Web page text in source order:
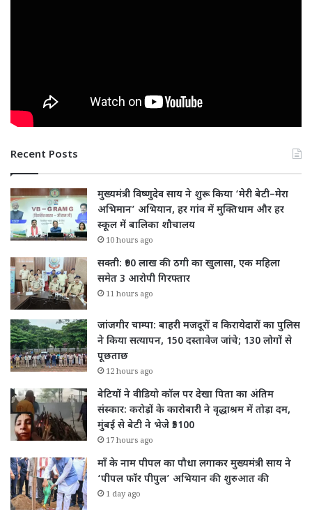
Recent Posts
मुख्यमंत्री विष्णुदेव साय ने शुरू किया ‘मेरी बेटी–मेरा
अभिमान’ अभियान, हर गांव में मुक्तिधाम और हर
स्कूल में बालिका शौचालय
10 hours ago
सक्ती: ₹90 लाख की ठगी का खुलासा, एक महिला
समेत 3 आरोपी गिरफ्तार
11 hours ago
जांजगीर चाम्पा: बाहरी मजदूरों व किरायेदारों का पुलिस
ने किया सत्यापन, 150 दस्तावेज जांचे; 130 लोगों से
पूछताछ
12 hours ago
बेटियों ने वीडियो कॉल पर देखा पिता का अंतिम
संस्कार: करोड़ों के कारोबारी ने वृद्धाश्रम में तोड़ा दम,
मुंबई से बेटी ने भेजे ₹5100
17 hours ago
माँ के नाम पीपल का पौधा लगाकर मुख्यमंत्री साय ने
‘पीपल फॉर पीपुल’ अभियान की शुरुआत की
1 day ago